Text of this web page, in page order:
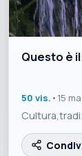
Questo è
50 vis. • 15